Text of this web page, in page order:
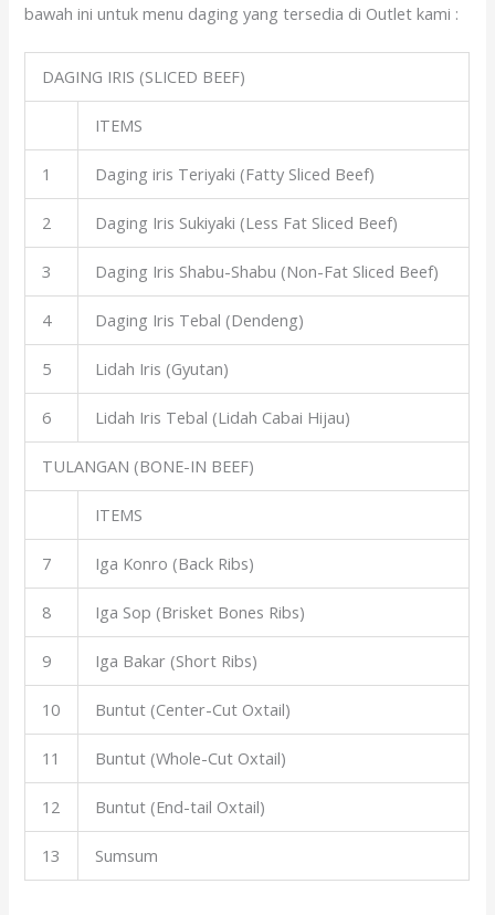
bawah ini untuk menu daging yang tersedia di Outlet kami :
DAGING IRIS (SLICED BEEF)
ITEMS
1 Daging iris Teriyaki (Fatty Sliced Beef)
2 Daging Iris Sukiyaki (Less Fat Sliced Beef)
3 Daging Iris Shabu-Shabu (Non-Fat Sliced Beef)
4 Daging Iris Tebal (Dendeng)
5 Lidah Iris (Gyutan)
6 Lidah Iris Tebal (Lidah Cabai Hijau)
TULANGAN (BONE-IN BEEF)
ITEMS
7 Iga Konro (Back Ribs)
8 Iga Sop (Brisket Bones Ribs)
9 Iga Bakar (Short Ribs)
10 Buntut (Center-Cut Oxtail)
11 Buntut (Whole-Cut Oxtail)
12 Buntut (End-tail Oxtail)
13 Sumsum